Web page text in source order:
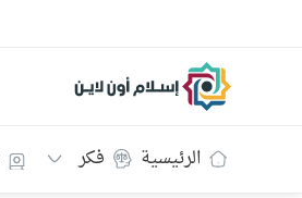
إسلام أون لاين
الرئيسية فكر